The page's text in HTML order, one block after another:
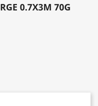
0.7X3M 70G